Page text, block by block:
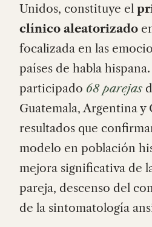
Unidos, constituye el
clínico aleatorizado
focalizada en las
países de habla
participado 68 parejas
Guatemala, Argentina y
resultados que
modelo en población
mejora significativa de
pareja, descenso del
de la sintomatología